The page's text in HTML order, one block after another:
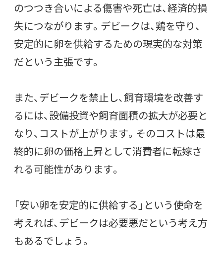
のつつき合いによる傷害や死亡は、経済的損
失につながります。デビークは、鶏を守り、
安定的に卵を供給するための現実的な対策
だという主張です。
また、デビークを禁止し、飼育環境を改善す
るには、設備投資や飼育面積の拡大が必要と
なり、コストが上がります。そのコストは最
終的に卵の価格上昇として消費者に転嫁さ
れる可能性があります。
「安い卵を安定的に供給する」という使命を
考えれば、デビークは必要悪だという考え方
もあるでしょう。